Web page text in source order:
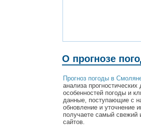
О прогнозе
Прогноз погоды в
анализа
особенностей погоды и
данные, поступающие с
обновление и уточнение
получаете самый свежий
сайтов.